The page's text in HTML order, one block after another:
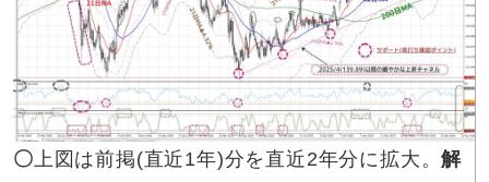
〇 上図は前掲(直近1年)分を直近2年分に拡大。解